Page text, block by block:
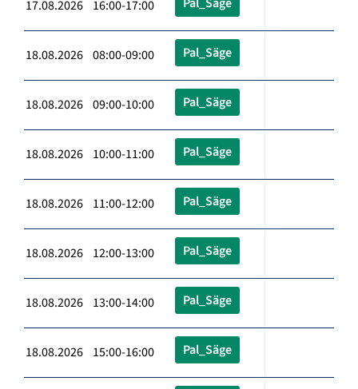
17.08.2026 16:00-17:00
18.08.2026 08:00-09:00 Pal_Säge
18.08.2026 09:00-10:00 Pal_Säge
18.08.2026 10:00-11:00 Pal_Säge
18.08.2026 11:00-12:00 Pal_Säge
18.08.2026 12:00-13:00 Pal_Säge
18.08.2026 13:00-14:00 Pal_Säge
18.08.2026 15:00-16:00 Pal_Säge